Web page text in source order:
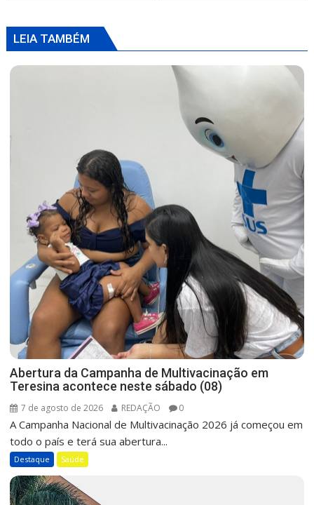
LEIA TAMBÉM
Abertura da Campanha de Multivacinação em
Teresina acontece neste sábado (08)
7 de agosto de 2026 REDAÇÃO 0
A Campanha Nacional de Multivacinação 2026 já começou em
todo o país e terá sua abertura...
Destaque Saúde